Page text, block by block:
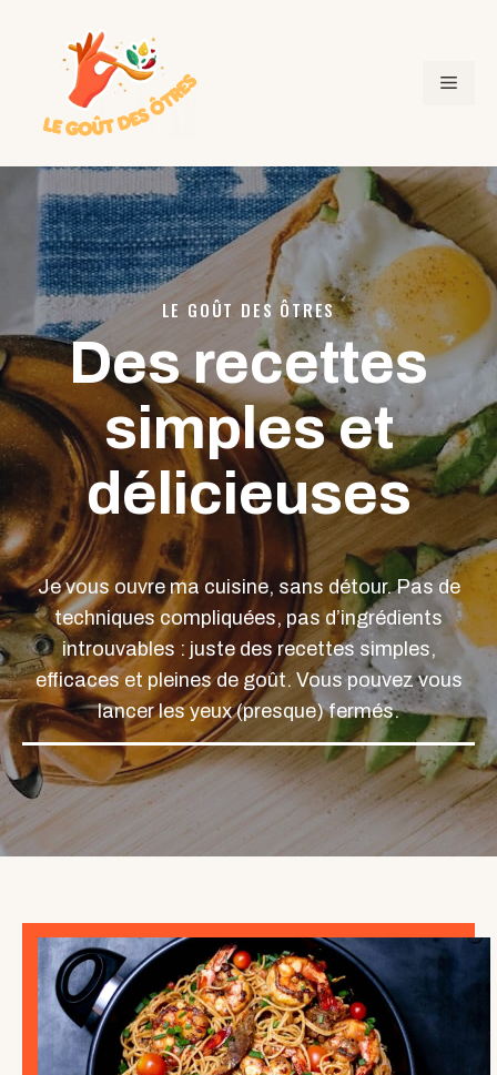
contenu
LE GOÛT DES ÔTRES
Des recettes
simples et
délicieuses
Je vous ouvre ma cuisine, sans détour. Pas de
techniques compliquées, pas d’ingrédients
introuvables : juste des recettes simples,
efficaces et pleines de goût. Vous pouvez vous
lancer les yeux (presque) fermés.